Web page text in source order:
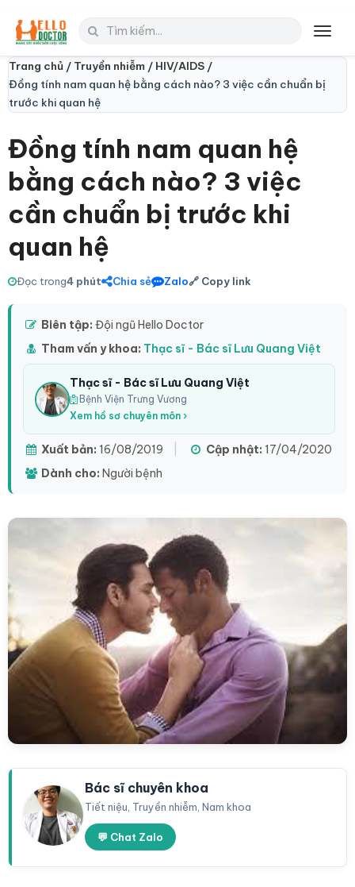
Trang chủ / Truyền nhiễm / HIV/AIDS /
Đồng tính nam quan hệ bằng cách nào? 3 việc cần chuẩn bị
trước khi quan hệ
Đồng tính nam quan hệ
bằng cách nào? 3 việc
cần chuẩn bị trước khi
quan hệ
Đọc trong4 phút Chia sẻ Zalo🔗 Copy link
Biên tập: Đội ngũ Hello Doctor
Tham vấn y khoa: Thạc sĩ - Bác sĩ Lưu Quang Việt
Thạc sĩ - Bác sĩ Lưu Quang Việt
Bệnh Viện Trưng Vương
Xem hồ sơ chuyên môn ›
Xuất bản: 16/08/2019 Cập nhật: 17/04/2020
Dành cho: Người bệnh
Bác sĩ chuyên khoa
Tiết niệu, Truyền nhiễm, Nam khoa
💬 Chat Zalo